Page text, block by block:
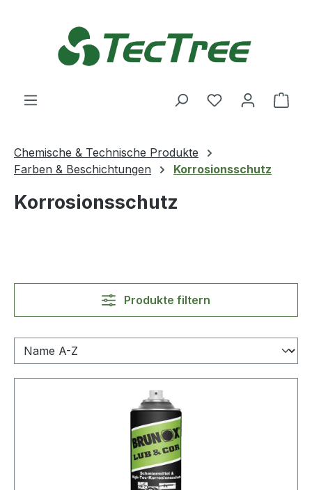
Du hast 0
Chemische & Technische Produkte
Farben & Beschichtungen
Korrosionsschutz
Korrosionsschutz
Produkte filtern